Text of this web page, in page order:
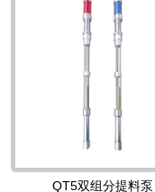
QT5双组分提料泵